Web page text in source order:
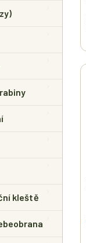
kleště